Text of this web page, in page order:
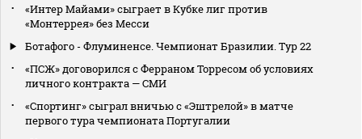
«Интер Майами» сыграет в Кубке лиг против
«Монтеррея» без Месси
Ботафого - Флуминенсе. Чемпионат Бразилии. Тур 22
«ПСЖ» договорился с Ферраном Торресом об условиях
личного контракта — СМИ
«Спортинг» сыграл вничью с «Эштрелой» в матче
первого тура чемпионата Португалии